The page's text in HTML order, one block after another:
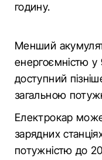
годину.
Менший
енергоємністю у
доступний
загальною
Електрокар
зарядних
потужністю до